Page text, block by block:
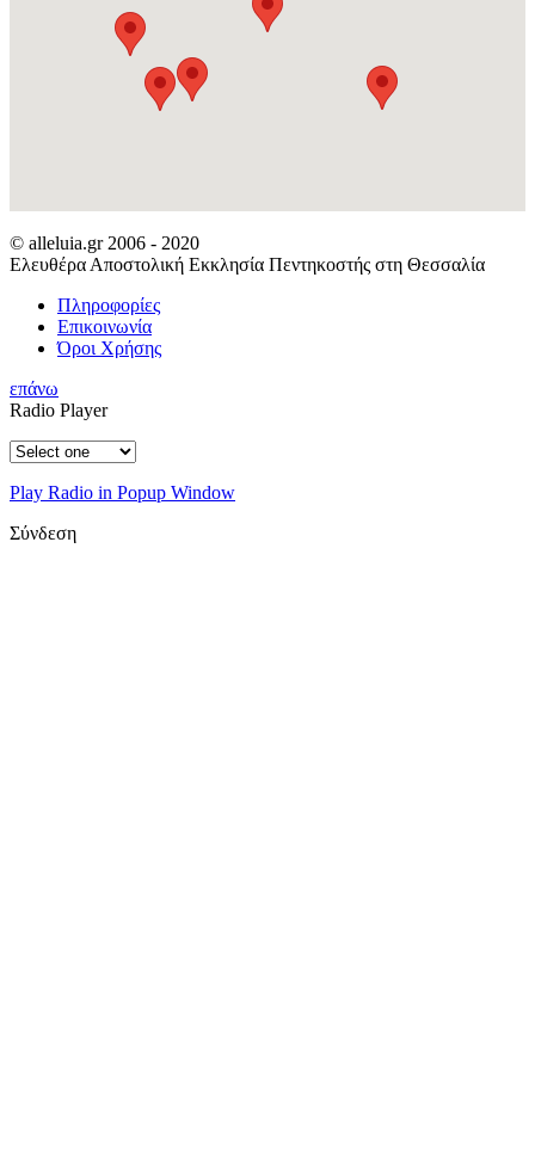
© alleluia.gr 2006 - 2020
Ελευθέρα Αποστολική Εκκλησία Πεντηκοστής στη Θεσσαλία
Πληροφορίες
Επικοινωνία
Όροι Χρήσης
επάνω
Radio Player
Play Radio in Popup Window
Σύνδεση